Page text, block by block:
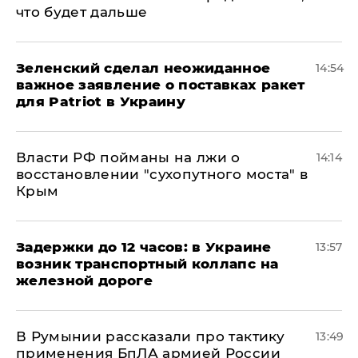
что будет дальше
Зеленский сделал неожиданное
важное заявление о поставках ракет
для Patriot в Украину
14:54
Власти РФ пойманы на лжи о
восстановлении "сухопутного моста" в
Крым
14:14
Задержки до 12 часов: в Украине
возник транспортный коллапс на
железной дороге
13:57
В Румынии рассказали про тактику
применения БпЛА армией России
13:49